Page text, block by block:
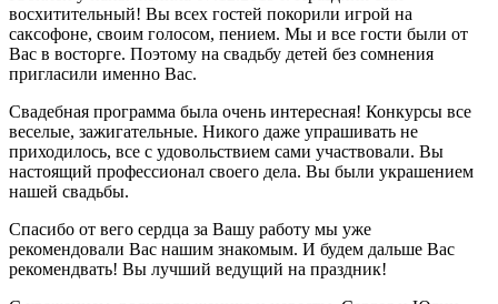
восхитительный! Вы всех гостей покорили игрой на
саксофоне, своим голосом, пением. Мы и все гости были от
Вас в восторге. Поэтому на свадьбу детей без сомнения
пригласили именно Вас.
Свадебная программа была очень интересная! Конкурсы все
веселые, зажигательные. Никого даже упрашивать не
приходилось, все с удовольствием сами участвовали. Вы
настоящий профессионал своего дела. Вы были украшением
нашей свадьбы.
Спасибо от вего сердца за Вашу работу мы уже
рекомендовали Вас нашим знакомым. И будем дальше Вас
рекомендвать! Вы лучший ведущий на праздник!